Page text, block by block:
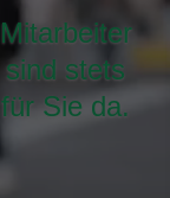
Mitarbeiter
sind stets
für Sie da.